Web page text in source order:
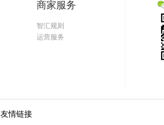
商家服务
智汇规则
运营服务
友情链接